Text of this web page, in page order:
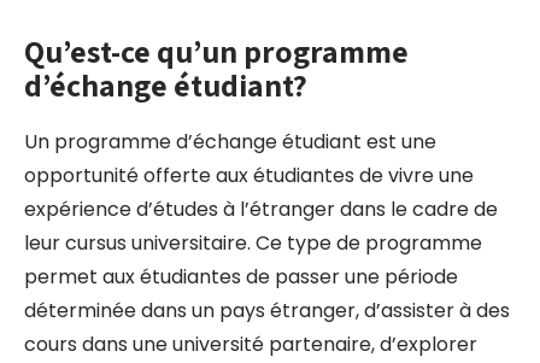
Qu’est-ce qu’un programme
d’échange étudiant?
Un programme d’échange étudiant est une
opportunité offerte aux étudiantes de vivre une
expérience d’études à l’étranger dans le cadre de
leur cursus universitaire. Ce type de programme
permet aux étudiantes de passer une période
déterminée dans un pays étranger, d’assister à des
cours dans une université partenaire, d’explorer